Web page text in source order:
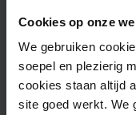
Cookies op onze
We gebruiken
soepel en plezierig
cookies staan altijd
site goed werkt. We
dann